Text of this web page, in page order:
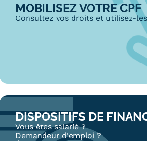
MOBILISEZ VOTRE CPF
Consultez vos droits et utilisez-
DISPOSITIFS DE
Vous êtes salarié ?
Demandeur d'emploi ?